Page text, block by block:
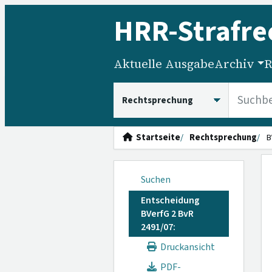
HRR-
Aktuelle AusgabeArchiv
Startseite Rechtsprechung
Suchen
Entscheidung
BVerfG 2 BvR
2491/07:
Druckansicht
PDF-